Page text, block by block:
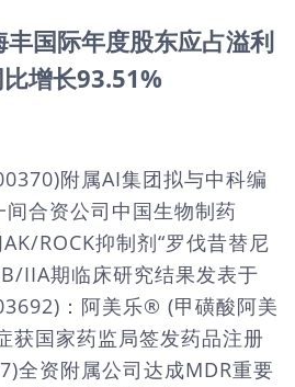
国际年度股东应占溢利
增长93.51%
附属AI集团拟与中科编
合资公司中国生物制药
ROCK抑制剂“罗伐昔替尼
IIA期临床研究结果发表于
：阿美乐® (甲磺酸阿美
获国家药监局签发药品注册
全资附属公司达成MDR重要